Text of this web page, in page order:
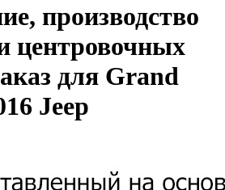
производство
центровочных
для Grand
Jeep